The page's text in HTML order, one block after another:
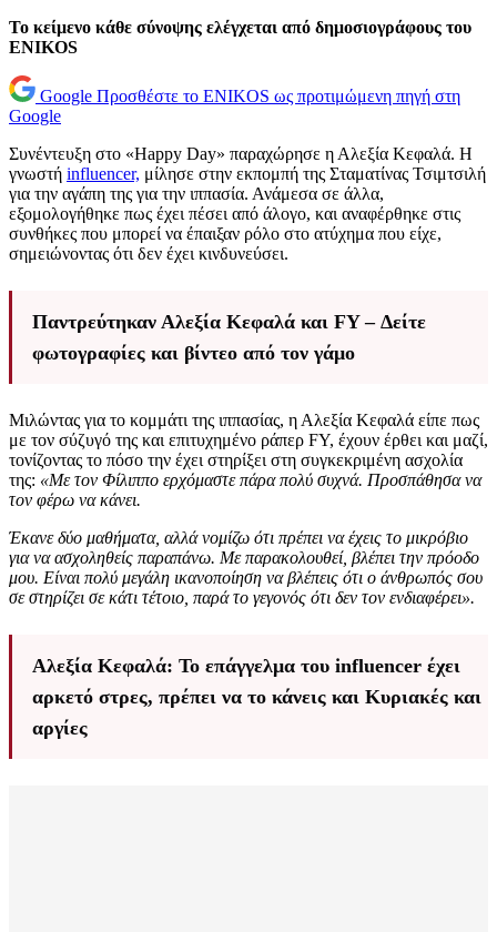
Το κείμενο κάθε σύνοψης ελέγχεται από δημοσιογράφους του
ENIKOS
Google Προσθέστε το ENIKOS ως προτιμώμενη πηγή στη
Google
Συνέντευξη στο «Happy Day» παραχώρησε η Αλεξία Κεφαλά. Η
γνωστή influencer, μίλησε στην εκπομπή της Σταματίνας Τσιμτσιλή
για την αγάπη της για την ιππασία. Ανάμεσα σε άλλα,
εξομολογήθηκε πως έχει πέσει από άλογο, και αναφέρθηκε στις
συνθήκες που μπορεί να έπαιξαν ρόλο στο ατύχημα που είχε,
σημειώνοντας ότι δεν έχει κινδυνεύσει.
Παντρεύτηκαν Αλεξία Κεφαλά και FY – Δείτε
φωτογραφίες και βίντεο από τον γάμο
Μιλώντας για το κομμάτι της ιππασίας, η Αλεξία Κεφαλά είπε πως
με τον σύζυγό της και επιτυχημένο ράπερ FY, έχουν έρθει και μαζί,
τονίζοντας το πόσο την έχει στηρίξει στη συγκεκριμένη ασχολία
της: «Με τον Φίλιππο ερχόμαστε πάρα πολύ συχνά. Προσπάθησα να
τον φέρω να κάνει.
Έκανε δύο μαθήματα, αλλά νομίζω ότι πρέπει να έχεις το μικρόβιο
για να ασχοληθείς παραπάνω. Με παρακολουθεί, βλέπει την πρόοδο
μου. Είναι πολύ μεγάλη ικανοποίηση να βλέπεις ότι ο άνθρωπός σου
σε στηρίζει σε κάτι τέτοιο, παρά το γεγονός ότι δεν τον ενδιαφέρει».
Αλεξία Κεφαλά: To επάγγελμα του influencer έχει
αρκετό στρες, πρέπει να το κάνεις και Κυριακές και
αργίες